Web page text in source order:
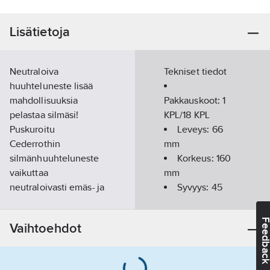
Lisätietoja
Neutraloiva
huuhteluneste lisää
mahdollisuuksia
pelastaa silmäsi!
Puskuroitu
Cederrothin
silmänhuuhteluneste
vaikuttaa
neutraloivasti emäs- ja
nopeampi ja
tehokkaampi vaikutus
Tekniset tiedot
Pakkauskoot:1
KPL/18 KPL
Leveys: 66
mm
Korkeus: 160
mm
Syvyys: 45
Vaihtoehdot